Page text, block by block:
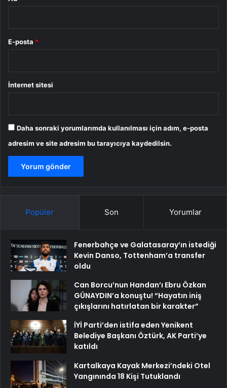
E-posta *
İnternet sitesi
Daha sonraki yorumlarımda kullanılması için adım, e-posta
adresim ve site adresim bu tarayıcıya kaydedilsin.
Popüler Son Yorumlar
Fenerbahçe ve Galatasaray’ın istediği
Kevin Danso, Tottenham’a transfer
oldu
Can Borcu’nun Handan’ı Ebru Özkan
GÜNAYDIN’a konuştu! “Hayatın iniş
çıkışlarını hatırlatan bir karakter”
İYİ Parti’den istifa eden Yenikent
Belediye Başkanı Öztürk, AK Parti’ye
katıldı
Kartalkaya Kayak Merkezi’ndeki Otel
Yangınında 18 Kişi Tutuklandı